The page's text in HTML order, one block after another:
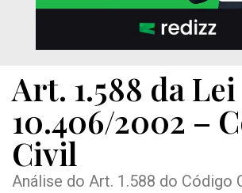
Art. 1.588 da Lei
10.406/2002 –
Civil
Análise do Art. 1.588 do Código